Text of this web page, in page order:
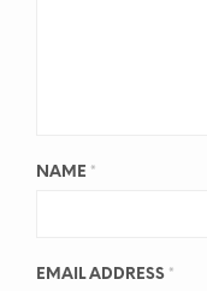
NAME *
EMAIL ADDRESS *